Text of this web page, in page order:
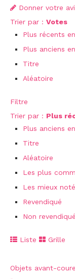
Donner votre
Trier par : Votes
Plus récents
Plus anciens
Titre
Aléatoire
Filtre
Trier par : Plus
Plus anciens
Titre
Aléatoire
Les plus
Les mieux
Revendiqué
Non revendiqué
Liste Grille
Objets avant-